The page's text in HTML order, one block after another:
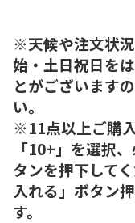
※天候や注文状
始・土日祝日を
とがございます
い。
※11点以上ご購
「10+」を選択
タンを押下して
入れる」ボタン
す。